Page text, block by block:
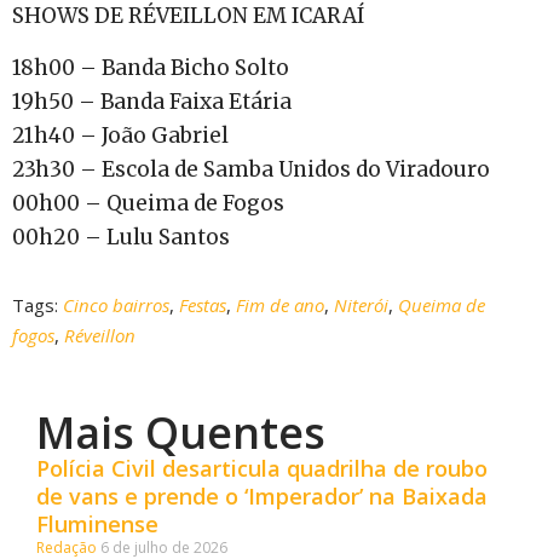
SHOWS DE RÉVEILLON EM ICARAÍ
18h00 – Banda Bicho Solto
19h50 – Banda Faixa Etária
21h40 – João Gabriel
23h30 – Escola de Samba Unidos do Viradouro
00h00 – Queima de Fogos
00h20 – Lulu Santos
Tags: Cinco bairros, Festas, Fim de ano, Niterói, Queima de
fogos, Réveillon
Mais Quentes
Polícia Civil desarticula quadrilha de roubo
de vans e prende o ‘Imperador’ na Baixada
Fluminense
Redação 6 de julho de 2026